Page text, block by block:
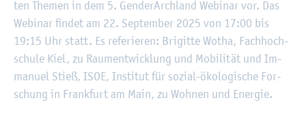
ten The­men in dem 5. Gen­derArch­land We­bi­nar vor. Das
We­bi­nar fin­det am 22. Sep­tem­ber 2025 von 17:00 bis
19:15 Uhr statt. Es re­fe­rie­ren: Bri­git­te Wotha, Fach­hoch­
schu­le Kiel, zu Raum­ent­wick­lung und Mo­bi­li­tät und Im­
ma­nu­el Stieß, ISOE, In­sti­tut für so­zi­al-öko­lo­gi­sche For­
schung in Frank­furt am Main, zu Woh­nen und En­er­gie.